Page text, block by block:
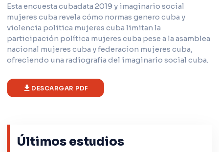
Esta encuesta cubadata 2019 y imaginario social
mujeres cuba revela cómo normas genero cuba y
violencia politica mujeres cuba limitan la
participación política mujeres cuba pese a la asamblea
nacional mujeres cuba y federacion mujeres cuba,
ofreciendo una radiografía del imaginario social cuba.
DESCARGAR PDF
Últimos estudios